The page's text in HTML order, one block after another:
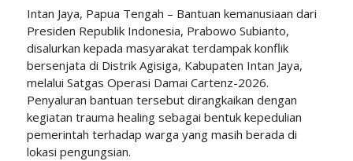
Intan Jaya, Papua Tengah – Bantuan kemanusiaan dari
Presiden Republik Indonesia, Prabowo Subianto,
disalurkan kepada masyarakat terdampak konflik
bersenjata di Distrik Agisiga, Kabupaten Intan Jaya,
melalui Satgas Operasi Damai Cartenz-2026.
Penyaluran bantuan tersebut dirangkaikan dengan
kegiatan trauma healing sebagai bentuk kepedulian
pemerintah terhadap warga yang masih berada di
lokasi pengungsian.